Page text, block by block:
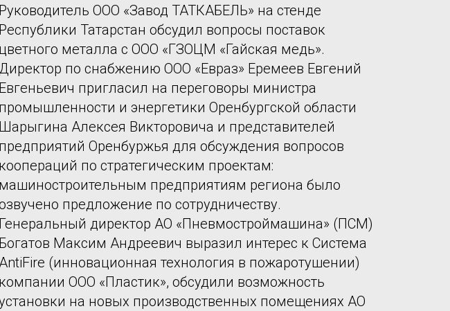
Руководитель ООО «Завод ТАТКАБЕЛЬ» на стенде
Республики Татарстан обсудил вопросы поставок
цветного металла с ООО «ГЗОЦМ «Гайская медь».
по снабжению ООО «Евраз» Еремеев Евгений
Евгеньевич пригласил на переговоры министра
промышленности и энергетики Оренбургской области
Шарыгина Алексея Викторовича и представителей
предприятий Оренбуржья для обсуждения вопросов
коопераций по стратегическим проектам:
машиностроительным предприятиям региона было
предложение по сотрудничеству.
Генеральный директор АО «Пневмостроймашина» (ПСМ)
Богатов Максим Андреевич выразил интерес к Система
AntiFire (инновационная технология в пожаротушении)
компании ООО «Пластик», обсудили возможность
на новых производственных помещениях АО